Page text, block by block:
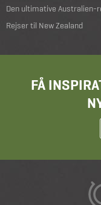
Den ultimative Australien-
Rejser til New Zealand
FÅ